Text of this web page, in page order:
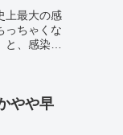
上最大の感
っちゃくな
、感染者
やや早